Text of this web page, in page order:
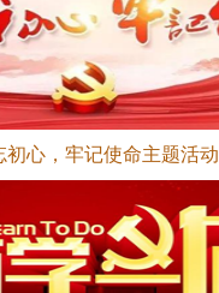
初心，牢记使命主题活动